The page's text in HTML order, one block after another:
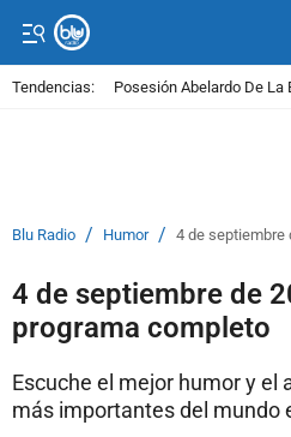
Tendencias: Posesión Abelardo De La
Blu Radio / Humor / 4 de septiembre
4 de septiembre de
programa completo
Escuche el mejor humor y el
más importantes del mundo